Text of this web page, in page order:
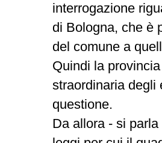
interrogazione
di Bologna, che è
del comune a
Quindi la
straordinaria degli
questione.
Da allora - si